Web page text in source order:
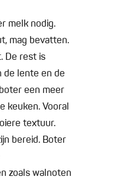
melk nodig.
mag bevatten.
De rest is
de lente en de
een meer
keuken. Vooral
textuur.
bereid. Boter
zoals walnoten